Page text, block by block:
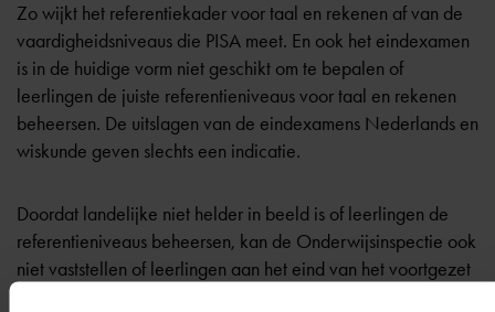
Zo wijkt het referentiekader voor taal en rekenen af van de
vaardigheidsniveaus die PISA meet. En ook het eindexamen
is in de huidige vorm niet geschikt om te bepalen of
leerlingen de juiste referentieniveaus voor taal en rekenen
beheersen. De uitslagen van de eindexamens Nederlands en
wiskunde geven slechts een indicatie.
Doordat landelijke niet helder in beeld is of leerlingen de
referentieniveaus beheersen, kan de Onderwijsinspectie ook
niet vaststellen of leerlingen aan het eind van het voortgezet